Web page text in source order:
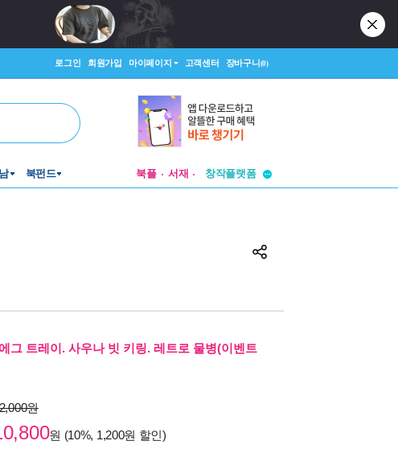
로그인 회원가입 마이페이지 고객센터 장바구니(0)
북펀드 북플 서재
창작플랫폼
그 트레이. 사우나 빗 키링. 레트로 물병(이벤트
원
원 (10%, 1,200원 할인)